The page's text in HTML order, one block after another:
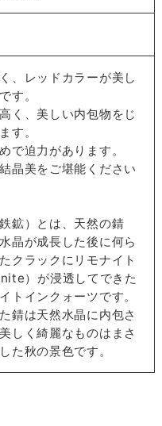
、レッドカラーが美し
す。
く、美しい内包物をじ
す。
で迫力があります。
晶美をご堪能ください
鉱）とは、天然の錆
晶が成長した後に何ら
クラックにリモナイト
）が浸透してできた
トインクォーツです。
錆は天然水晶に内包さ
しく綺麗なものはまさ
た秋の景色です。